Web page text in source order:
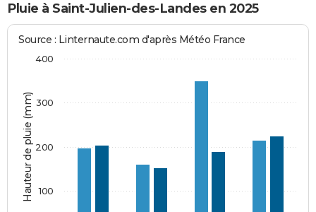
Pluie à Saint-Julien-des-Landes en 2025
Hauteur de pluie (mm)
Source : Linternaute.com d'après Météo France
100
200
300
400